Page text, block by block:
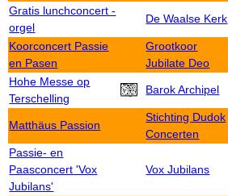
Gratis lunchconcert -
orgel
De Waalse Kerk
Koorconcert Passie
en Pasen
Grootkoor
Jubilate Deo
Hohe Messe op
Terschelling
Barok Archipel
Matthäus Passion
Stichting Dudok
Concerten
Passie- en
Paasconcert 'Vox
Jubilans'
Vox Jubilans